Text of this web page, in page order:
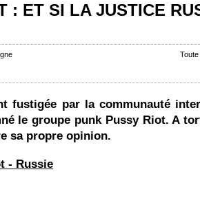
: ET SI LA JUSTICE
fustigée par la communauté
le groupe punk Pussy Riot. A
sa propre opinion.